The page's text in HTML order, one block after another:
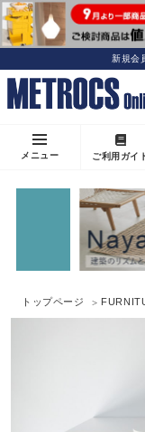
新規会
メニュー ご利用ガイ
トップページ